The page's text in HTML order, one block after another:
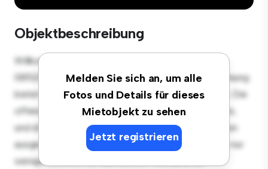
Objektbeschreibung
Melden Sie sich an, um alle
Fotos und Details für dieses
Mietobjekt zu sehen
Jetzt registrieren
Willkommen in Ihrem neuen urbanen Rückzugsort in
08523 Plauen! Diese moderne 1 Schlafzimmer-Wohnung
bietet einen stilvollen und gemütlichen Lebensraum. Die
offene Raumaufteilung eignet sich perfekt für Gäste,
und die elegante Küche ist mit erstklassigen Geräten
ausgestattet. Dank der erstklassigen Lage sind Sie nur
wenige Schritte von den besten Restaurants,